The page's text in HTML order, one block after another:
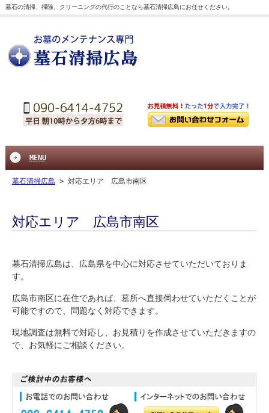
墓石の清掃、掃除、クリーニングの代行のことなら墓石清掃広島にお任せください。
MENU
墓石清掃広島 > 対応エリア 広島市南区
対応エリア 広島市南区
墓石清掃広島は、広島県を中心に対応させていただいておりま
す。
広島市南区に在住であれば、墓所へ直接伺わせていただくことが
可能ですので、問題なく対応できます。
現地調査は無料で対応し、お見積りを作成させていただきますの
で、お気軽にご相談ください。